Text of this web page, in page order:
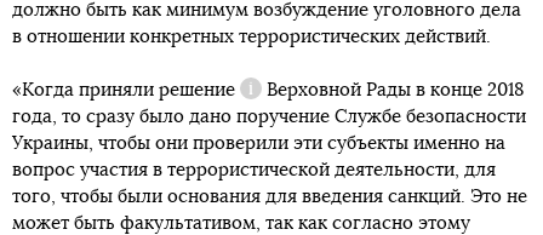
должно быть как минимум возбуждение уголовного дела
в отношении конкретных террористических действий.
«Когда приняли решение
Справка
Верховной Рады в конце 2018
года, то сразу было дано поручение Службе безопасности
Украины, чтобы они проверили эти субъекты именно на
вопрос участия в террористической деятельности, для
того, чтобы были основания для введения санкций. Это не
может быть факультативом, так как согласно этому